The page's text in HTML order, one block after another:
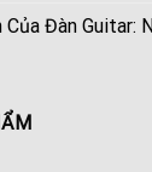
Của Đàn Guitar: